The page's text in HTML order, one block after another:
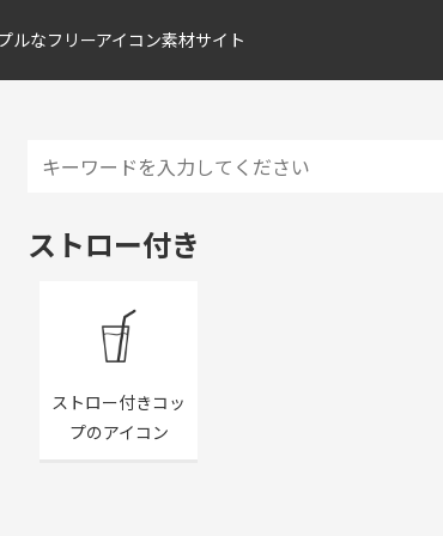
ルなフリーアイコン素材サイト
ストロー付き
ストロー付きコッ
プのアイコン